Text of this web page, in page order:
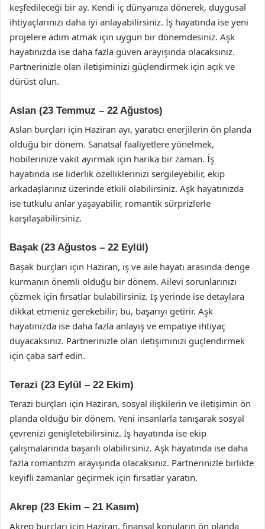
keşfedileceği bir ay. Kendi iç dünyanıza dönerek, duygusal
ihtiyaçlarınızı daha iyi anlayabilirsiniz. İş hayatında ise yeni
projelere adım atmak için uygun bir dönemdesiniz. Aşk
hayatınızda ise daha fazla güven arayışında olacaksınız.
Partnerinizle olan iletişiminizi güçlendirmek için açık ve
dürüst olun.
Aslan (23 Temmuz – 22 Ağustos)
Aslan burçları için Haziran ayı, yaratıcı enerjilerin ön planda
olduğu bir dönem. Sanatsal faaliyetlere yönelmek,
hobilerinize vakit ayırmak için harika bir zaman. İş
hayatında ise liderlik özelliklerinizi sergileyebilir, ekip
arkadaşlarınız üzerinde etkili olabilirsiniz. Aşk hayatınızda
ise tutkulu anlar yaşayabilir, romantik sürprizlerle
karşılaşabilirsiniz.
Başak (23 Ağustos – 22 Eylül)
Başak burçları için Haziran, iş ve aile hayatı arasında denge
kurmanın önemli olduğu bir dönem. Ailevi sorunlarınızı
çözmek için fırsatlar bulabilirsiniz. İş yerinde ise detaylara
dikkat etmeniz gerekebilir; bu, başarıyı getirir. Aşk
hayatınızda ise daha fazla anlayış ve empatiye ihtiyaç
duyacaksınız. Partnerinizle olan iletişiminizi güçlendirmek
için çaba sarf edin.
Terazi (23 Eylül – 22 Ekim)
Terazi burçları için Haziran, sosyal ilişkilerin ve iletişimin ön
planda olduğu bir dönem. Yeni insanlarla tanışarak sosyal
çevrenizi genişletebilirsiniz. İş hayatında ise ekip
çalışmalarında başarılı olabilirsiniz. Aşk hayatında ise daha
fazla romantizm arayışında olacaksınız. Partnerinizle birlikte
keyifli zamanlar geçirmek için fırsatlar yaratın.
Akrep (23 Ekim – 21 Kasım)
Akrep burçları için Haziran, finansal konuların ön planda